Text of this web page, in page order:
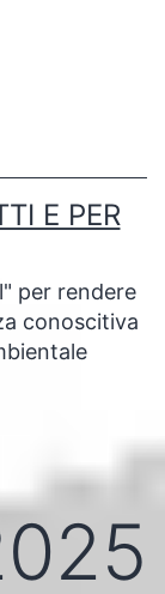
E PER
per rendere
conoscitiva